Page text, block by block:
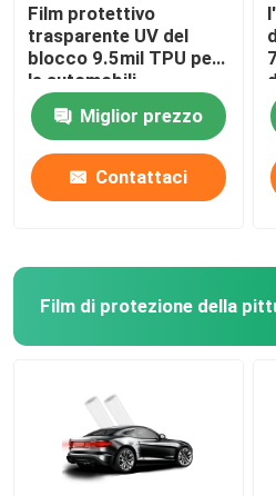
Film protettivo
trasparente UV del
blocco 9.5mil TPU per
le automobili
Miglior prezzo
Contattaci
Film di protezione della